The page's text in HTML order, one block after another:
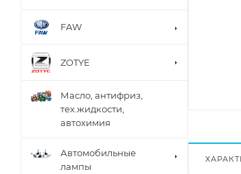
FAW
ZOTYE
Масло, антифриз,
тех.жидкости,
автохимия
Автомобильные
лампы